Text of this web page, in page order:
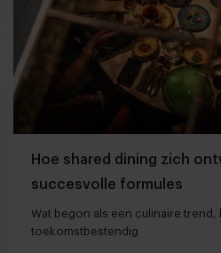
Hoe shared dining zich
succesvolle formules
Wat begon als een culinaire trend,
toekomstbestendig